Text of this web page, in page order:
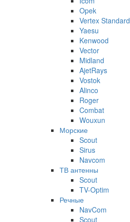
Opek
Vertex Standard
Yaesu
Kenwood
Vector
Midland
AjetRays
Vostok
Alinco
Roger
Combat
Wouxun
Морские
Scout
Sirus
Navcom
ТВ антенны
Scout
TV-Optim
Речные
NavCom
Scout